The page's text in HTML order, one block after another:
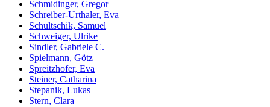
Schmidinger, Gregor
Schreiber-Urthaler, Eva
Schultschik, Samuel
Schweiger, Ulrike
Sindler, Gabriele C.
Spielmann, Götz
Spreitzhofer, Eva
Steiner, Catharina
Stepanik, Lukas
Stern, Clara